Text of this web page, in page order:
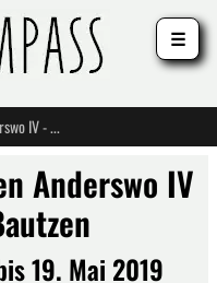
Festival "Willkommen Anderswo IV - Ich.Stadt.Wir" in Bautzen
Anderswo IV
19. Mai 2019
☰